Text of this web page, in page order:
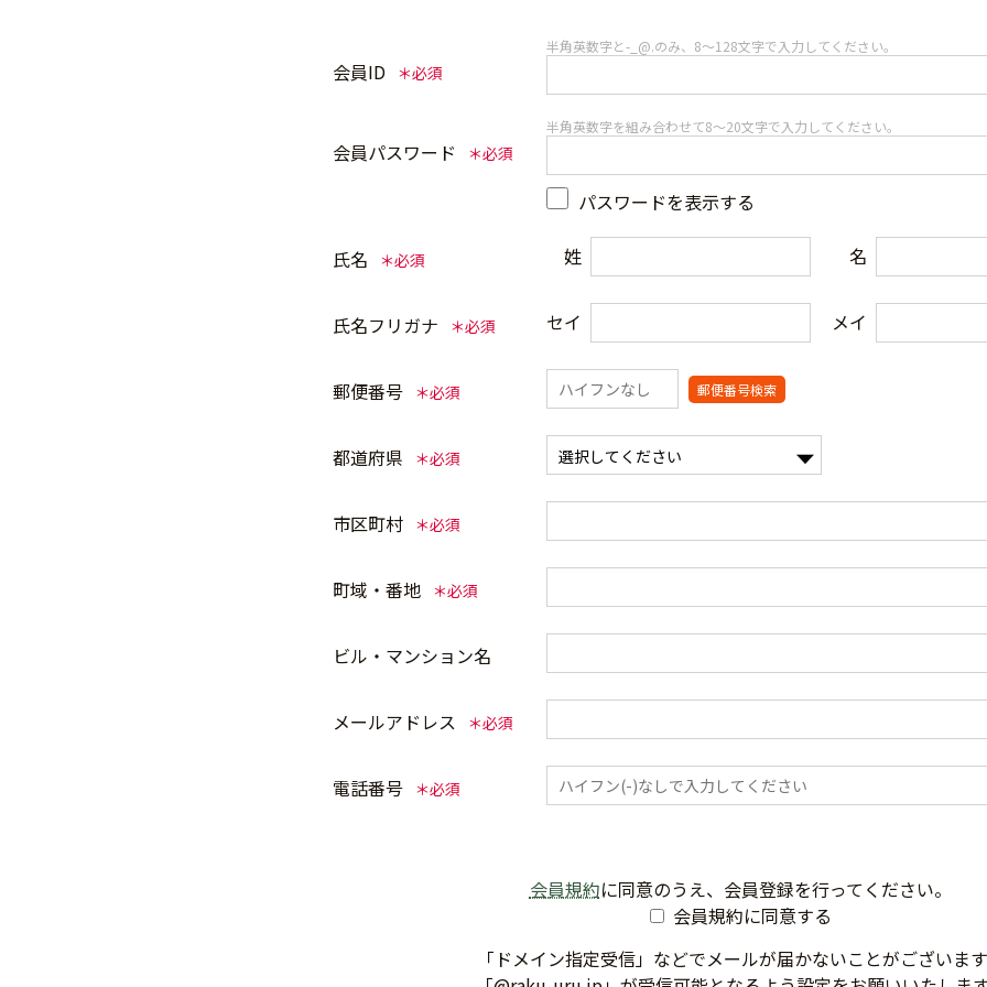
会員ID
半角英数字と-_@.のみ、8～128文字で入力してください。
会員パスワード
半角英数字を組み合わせて8～20文字で入力してください。
パスワードを表示する
氏名 姓 名
氏名フリガナ セイ メイ
郵便番号 郵便番号検索
都道府県
市区町村
町域・番地
ビル・マンション名
メールアドレス
電話番号
会員規約に同意のうえ、会員登録を行ってください。
会員規約に同意する
「ドメイン指定受信」などでメールが届かないことがございま